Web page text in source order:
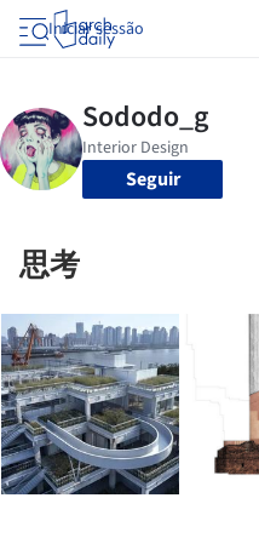
Iniciar sessão
Seguir
思考